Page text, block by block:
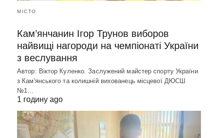
МІСТО
Кам’янчанин Ігор Трунов виборов
найвищі нагороди на чемпіонаті України
з веслування
Автор: Віктор Куленко. Заслужений майстер спорту України
з Кам'янського та колишній вихованець місцевої ДЮСШ
№1…
1 годину ago